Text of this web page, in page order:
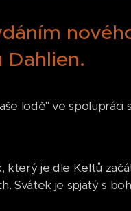
Dahlien.
lodě" ve spolupráci
který je dle Keltů
Svátek je spjatý s